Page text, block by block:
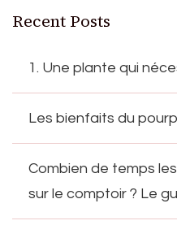
Recent Posts
1. Une plante qui
Les bienfaits du
Combien de temps
sur le comptoir ? Le